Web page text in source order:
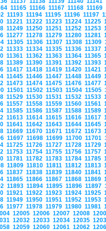
11165 11166 11167 11168 11169
11193 11194 11195 11196 11197
11221 11222 11223 11224 11225
11249 11250 11251 11252 11253
11277 11278 11279 11280 11281
11305 11306 11307 11308 11309
11333 11334 11335 11336 11337
11361 11362 11363 11364 11365
11389 11390 11391 11392 11393
11417 11418 11419 11420 11421
11445 11446 11447 11448 11449
11473 11474 11475 11476 11477
11501 11502 11503 11504 11505
11529 11530 11531 11532 11533
11557 11558 11559 11560 11561
11585 11586 11587 11588 11589
11613 11614 11615 11616 11617
11641 11642 11643 11644 11645
11669 11670 11671 11672 11673
11697 11698 11699 11700 11701
11725 11726 11727 11728 11729
11753 11754 11755 11756 11757
11781 11782 11783 11784 11785
11809 11810 11811 11812 11813
11837 11838 11839 11840 11841
11865 11866 11867 11868 11869
11893 11894 11895 11896 11897
11921 11922 11923 11924 11925
11949 11950 11951 11952 11953
11977 11978 11979 11980 11981
12005 12006 12007 12008
12032 12033 12034 12035
12059 12060 12061 12062